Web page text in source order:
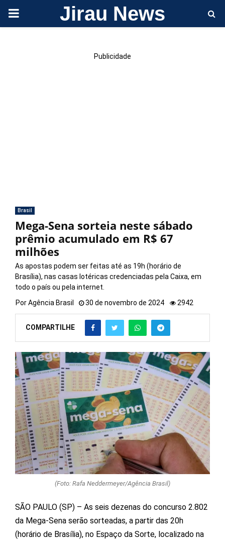
PRIMARY Jirau News
Publicidade
Brasil
Mega-Sena sorteia neste sábado
prêmio acumulado em R$ 67
milhões
As apostas podem ser feitas até as 19h (horário de
Brasília), nas casas lotéricas credenciadas pela Caixa, em
todo o país ou pela internet.
PorAgência Brasil 30 de novembro de 2024 2942
COMPARTILHE
(Foto: Rafa Neddermeyer/Agência Brasil)
SÃO PAULO (SP) – As seis dezenas do concurso 2.802
da Mega-Sena serão sorteadas, a partir das 20h
(horário de Brasília), no Espaço da Sorte, localizado na